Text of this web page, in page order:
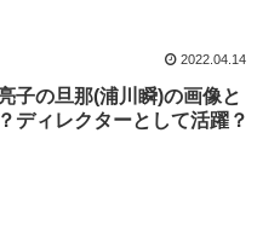
2022.04.14
子の旦那(浦川瞬)の画像と
ディレクターとして活躍？